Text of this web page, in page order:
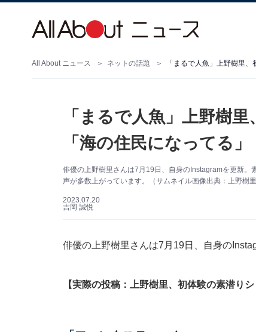
All About ニュース ネットの話題
「まるで人魚」上野樹
「海の住民になってる
俳優の上野樹里さんは7月19日、自身のInstagramを更新
声が多数上がっています。（サムネイル画像出典：上野樹
2023.07.20
吉岡 誠悦
俳優の上野樹里さんは7月19日、自身の
【実際の投稿：上野樹里、初体験の素潜りシ